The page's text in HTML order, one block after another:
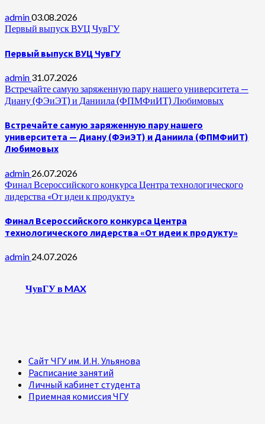
admin03.08.2026
Первый выпуск ВУЦ ЧувГУ
Первый выпуск ВУЦ ЧувГУ
admin 31.07.2026
Встречайте самую заряженную пару нашего университета —
Диану (ФЭиЭТ) и Даниила (ФПМФиИТ) Любимовых
Встречайте самую заряженную пару нашего
университета — Диану (ФЭиЭТ) и Даниила (ФПМФиИТ)
Любимовых
admin 26.07.2026
Финал Всероссийского конкурса Центра технологического
лидерства «От идеи к продукту»
Финал Всероссийского конкурса Центра
технологического лидерства «От идеи к продукту»
admin 24.07.2026
ЧувГУ в MAX
Сайт ЧГУ им. И.Н. Ульянова
Расписание занятий
Личный кабинет студента
Приемная комиссия ЧГУ